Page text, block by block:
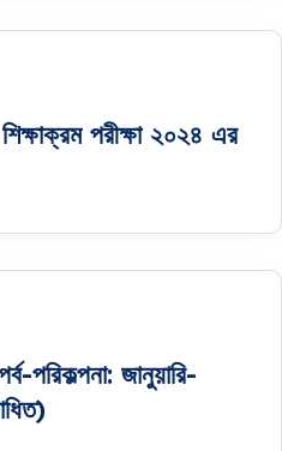
পরীক্ষা ২০২৪ এর
পরিকল্পনা: জানুয়ারি-